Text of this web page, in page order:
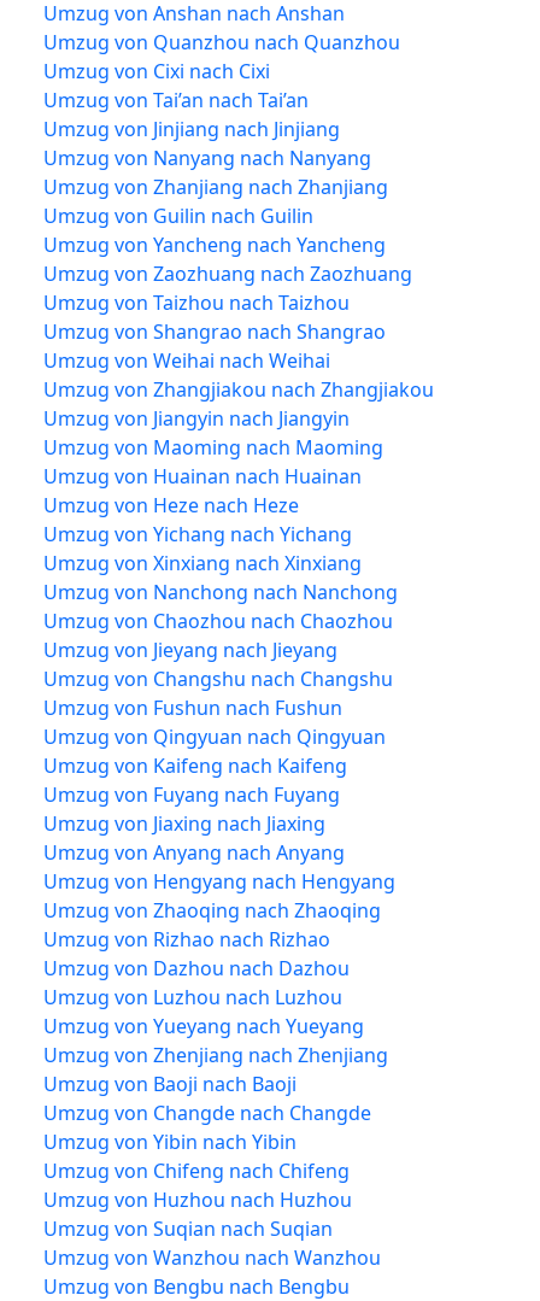
Umzug von Anshan nach Anshan
Umzug von Quanzhou nach Quanzhou
Umzug von Cixi nach Cixi
Umzug von Tai’an nach Tai’an
Umzug von Jinjiang nach Jinjiang
Umzug von Nanyang nach Nanyang
Umzug von Zhanjiang nach Zhanjiang
Umzug von Guilin nach Guilin
Umzug von Yancheng nach Yancheng
Umzug von Zaozhuang nach Zaozhuang
Umzug von Taizhou nach Taizhou
Umzug von Shangrao nach Shangrao
Umzug von Weihai nach Weihai
Umzug von Zhangjiakou nach Zhangjiakou
Umzug von Jiangyin nach Jiangyin
Umzug von Maoming nach Maoming
Umzug von Huainan nach Huainan
Umzug von Heze nach Heze
Umzug von Yichang nach Yichang
Umzug von Xinxiang nach Xinxiang
Umzug von Nanchong nach Nanchong
Umzug von Chaozhou nach Chaozhou
Umzug von Jieyang nach Jieyang
Umzug von Changshu nach Changshu
Umzug von Fushun nach Fushun
Umzug von Qingyuan nach Qingyuan
Umzug von Kaifeng nach Kaifeng
Umzug von Fuyang nach Fuyang
Umzug von Jiaxing nach Jiaxing
Umzug von Anyang nach Anyang
Umzug von Hengyang nach Hengyang
Umzug von Zhaoqing nach Zhaoqing
Umzug von Rizhao nach Rizhao
Umzug von Dazhou nach Dazhou
Umzug von Luzhou nach Luzhou
Umzug von Yueyang nach Yueyang
Umzug von Zhenjiang nach Zhenjiang
Umzug von Baoji nach Baoji
Umzug von Changde nach Changde
Umzug von Yibin nach Yibin
Umzug von Chifeng nach Chifeng
Umzug von Huzhou nach Huzhou
Umzug von Suqian nach Suqian
Umzug von Wanzhou nach Wanzhou
Umzug von Bengbu nach Bengbu